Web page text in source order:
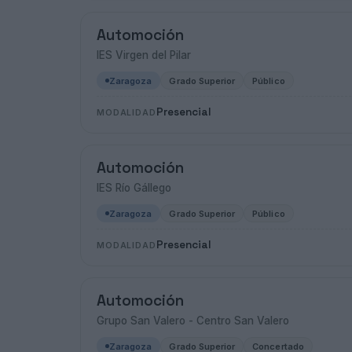
Automoción
IES Virgen del Pilar
Zaragoza Grado Superior Público
MODALIDAD Presencial
Automoción
IES Río Gállego
Zaragoza Grado Superior Público
MODALIDAD Presencial
Automoción
Grupo San Valero - Centro San Valero
Zaragoza Grado Superior Concertado